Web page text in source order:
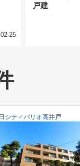
25
戸建
シティパリオ高井戸